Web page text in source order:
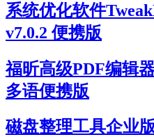
系统优化软件
v7.0.2 便携版
福昕高级PDF编辑
多语便携版
磁盘整理工具企业